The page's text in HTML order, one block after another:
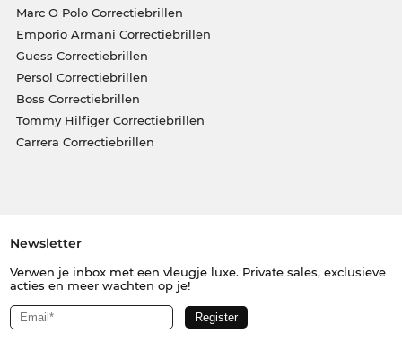
Marc O Polo Correctiebrillen
Emporio Armani Correctiebrillen
Guess Correctiebrillen
Persol Correctiebrillen
Boss Correctiebrillen
Tommy Hilfiger Correctiebrillen
Carrera Correctiebrillen
Newsletter
Verwen je inbox met een vleugje luxe. Private sales, exclusieve
acties en meer wachten op je!